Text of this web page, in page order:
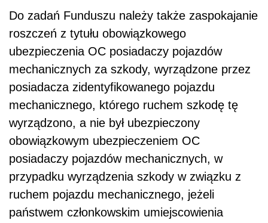
Do zadań Funduszu należy także zaspokajanie
roszczeń z tytułu obowiązkowego
ubezpieczenia OC posiadaczy pojazdów
mechanicznych za szkody, wyrządzone przez
posiadacza zidentyfikowanego pojazdu
mechanicznego, którego ruchem szkodę tę
wyrządzono, a nie był ubezpieczony
obowiązkowym ubezpieczeniem OC
posiadaczy pojazdów mechanicznych, w
przypadku wyrządzenia szkody w związku z
ruchem pojazdu mechanicznego, jeżeli
państwem członkowskim umiejscowienia